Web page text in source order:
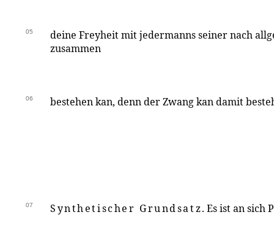
05
deine Freyheit mit jedermanns seiner nach
zusammen
06 bestehen kan, denn der Zwang kan damit
07 Synthetischer Grundsatz. Es ist an sich